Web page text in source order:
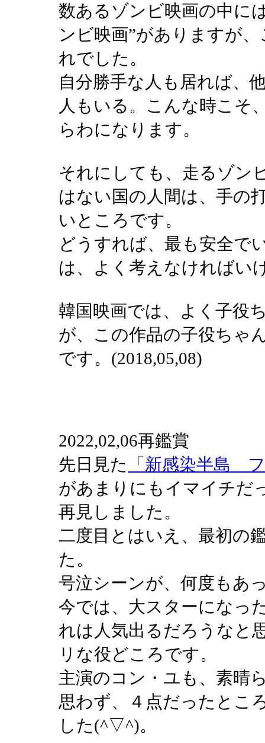
数あるゾンビ映画の中に
ンビ映画”がありますが
れでした。
自分勝手な人も居れば、
人もいる。こんな時こそ
らわになります。
それにしても、走るゾン
はない国の人間は、手の
いところです。
どうすれば、最も安全で
は、よく考えなければい
韓国映画では、よく子役
が、この作品の子役ちゃ
です。(2018,05,08)
2022,02,06再鑑賞
先日見た
「新感染半島
があまりにもイマイチだ
再見しました。
二度目とはいえ、最初の
た。
号泣シーンが、何度もあ
今では、大スターになっ
れは人気出るだろうなと
リな役どころです。
主演のコン・ユも、素晴
思わず、４点だったとこ
した(^▽^)。